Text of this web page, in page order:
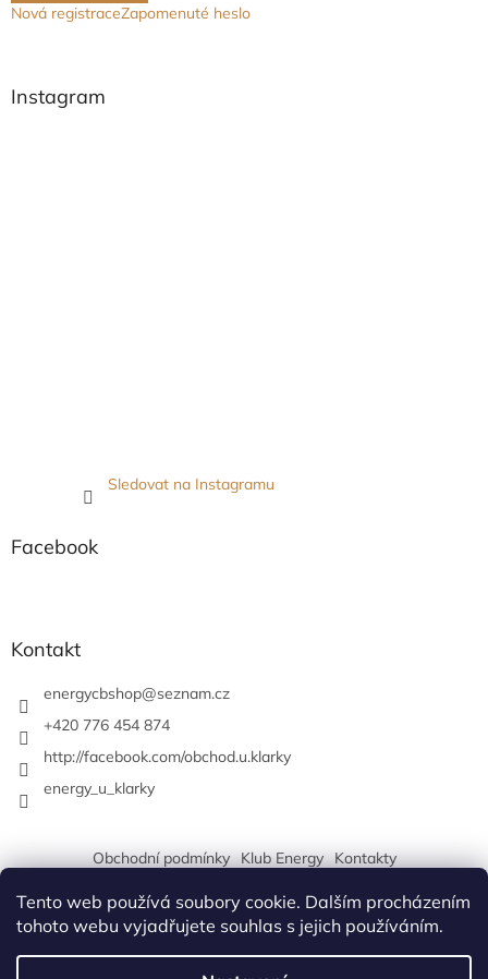
Tento web používá soubory cookie. Dalším procházením
tohoto webu vyjadřujete souhlas s jejich používáním.
Nová registraceZapomenuté heslo
Instagram
Sledovat na Instagramu
Facebook
Kontakt
energycbshop@seznam.cz
+420 776 454 874
http://facebook.com/obchod.u.klarky
energy_u_klarky
Obchodní podmínky Klub Energy Kontakty